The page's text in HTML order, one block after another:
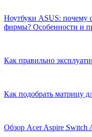
Ноутбуки ASUS: почему
фирмы? Особенности и
Как правильно
Как подобрать матрицу
Обзор Acer Aspire Switch